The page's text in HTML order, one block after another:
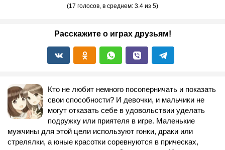
Кто не любит немного посоперничать и показать
свои способности? И девочки, и мальчики не
могут отказать себе в удовольствии уделать
подружку или приятеля в игре. Маленькие
мужчины для этой цели используют гонки, драки или
стрелялки, а юные красотки соревнуются в прическах,
(17 голосов, в среднем: 3.4 из 5)
Расскажите о играх друзьям!